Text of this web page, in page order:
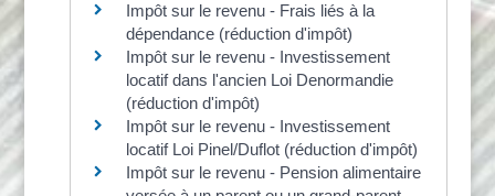
Impôt sur le revenu - Frais liés à la
dépendance (réduction d'impôt)
Impôt sur le revenu - Investissement
locatif dans l'ancien Loi Denormandie
(réduction d'impôt)
Impôt sur le revenu - Investissement
locatif Loi Pinel/Duflot (réduction d'impôt)
Impôt sur le revenu - Pension alimentaire